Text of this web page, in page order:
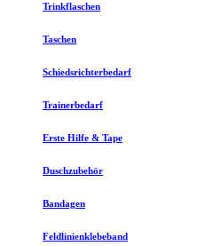
Trinkflaschen
Taschen
Schiedsrichterbedarf
Trainerbedarf
Erste Hilfe & Tape
Duschzubehör
Bandagen
Feldlinienklebeband